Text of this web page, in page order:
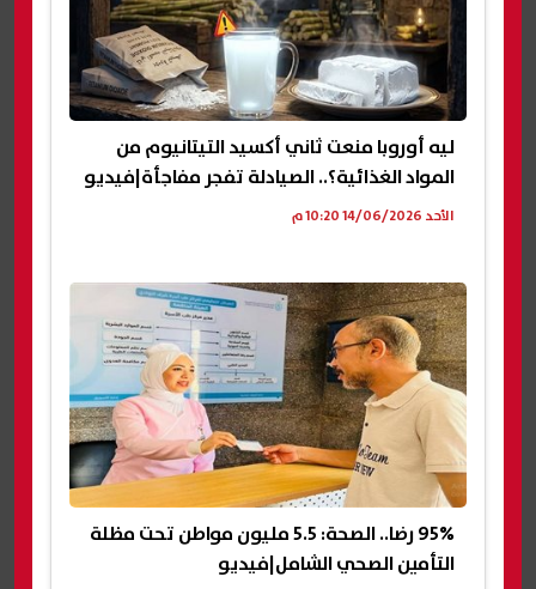
ليه أوروبا منعت ثاني أكسيد التيتانيوم من
المواد الغذائية؟.. الصيادلة تفجر مفاجأة|فيديو
الأحد 14/06/2026 10:20 م
95% رضا.. الصحة: 5.5 مليون مواطن تحت مظلة
التأمين الصحي الشامل|فيديو